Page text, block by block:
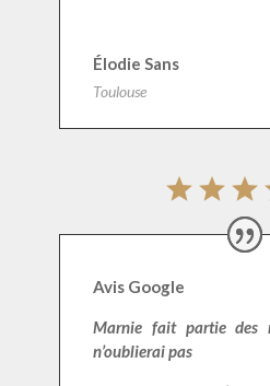
Élodie Sans
Toulouse
Avis Google
Marnie fait partie des
n’oublierai pas